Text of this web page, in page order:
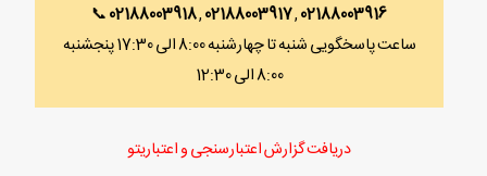
02188003916
,
02188003917
,
02188003918
📞
ساعت پاسخگویی شنبه تا چهارشنبه 8:00 الی 17:30 پنجشنبه
8:00 الی 12:30
دریافت گزارش اعتبارسنجی و اعتباریتو